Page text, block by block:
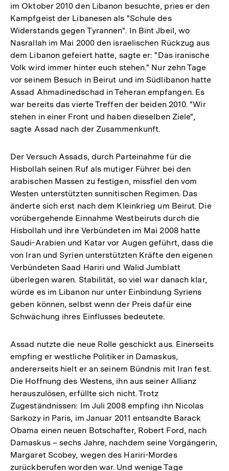
im Oktober 2010 den Libanon besuchte, pries er den
Kampfgeist der Libanesen als "Schule des
Widerstands gegen Tyrannen". In Bint Jbeil, wo
Nasrallah im Mai 2000 den israelischen Rückzug aus
dem Libanon gefeiert hatte, sagte er: "Das iranische
Volk wird immer hinter euch stehen." Nur zehn Tage
vor seinem Besuch in Beirut und im Südlibanon hatte
Assad Ahmadinedschad in Teheran empfangen. Es
war bereits das vierte Treffen der beiden 2010. "Wir
stehen in einer Front und haben dieselben Ziele",
sagte Assad nach der Zusammenkunft.
Der Versuch Assads, durch Parteinahme für die
Hisbollah seinen Ruf als mutiger Führer bei den
arabischen Massen zu festigen, missfiel den vom
Westen unterstützten sunnitischen Regimen. Das
änderte sich erst nach dem Kleinkrieg um Beirut. Die
vorübergehende Einnahme Westbeiruts durch die
Hisbollah und ihre Verbündeten im Mai 2008 hatte
Saudi-Arabien und Katar vor Augen geführt, dass die
von Iran und Syrien unterstützten Kräfte den eigenen
Verbündeten Saad Hariri und Walid Jumblatt
überlegen waren. Stabilität, so viel war danach klar,
würde es im Libanon nur unter Einbindung Syriens
geben können, selbst wenn der Preis dafür eine
Schwächung ihres Einflusses bedeutete.
Assad nutzte die neue Rolle geschickt aus. Einerseits
empfing er westliche Politiker in Damaskus,
andererseits hielt er an seinem Bündnis mit Iran fest.
Die Hoffnung des Westens, ihn aus seiner Allianz
herauszulösen, erfüllte sich nicht. Trotz
Zugeständnissen: Im Juli 2008 empfing ihn Nicolas
Sarkozy in Paris, im Januar 2011 entsandte Barack
Obama einen neuen Botschafter, Robert Ford, nach
Damaskus – sechs Jahre, nachdem seine Vorgängerin,
Margaret Scobey, wegen des Hariri-Mordes
zurückberufen worden war. Und wenige Tage